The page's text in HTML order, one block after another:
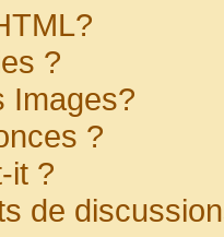
?
Images?
?
it ?
de